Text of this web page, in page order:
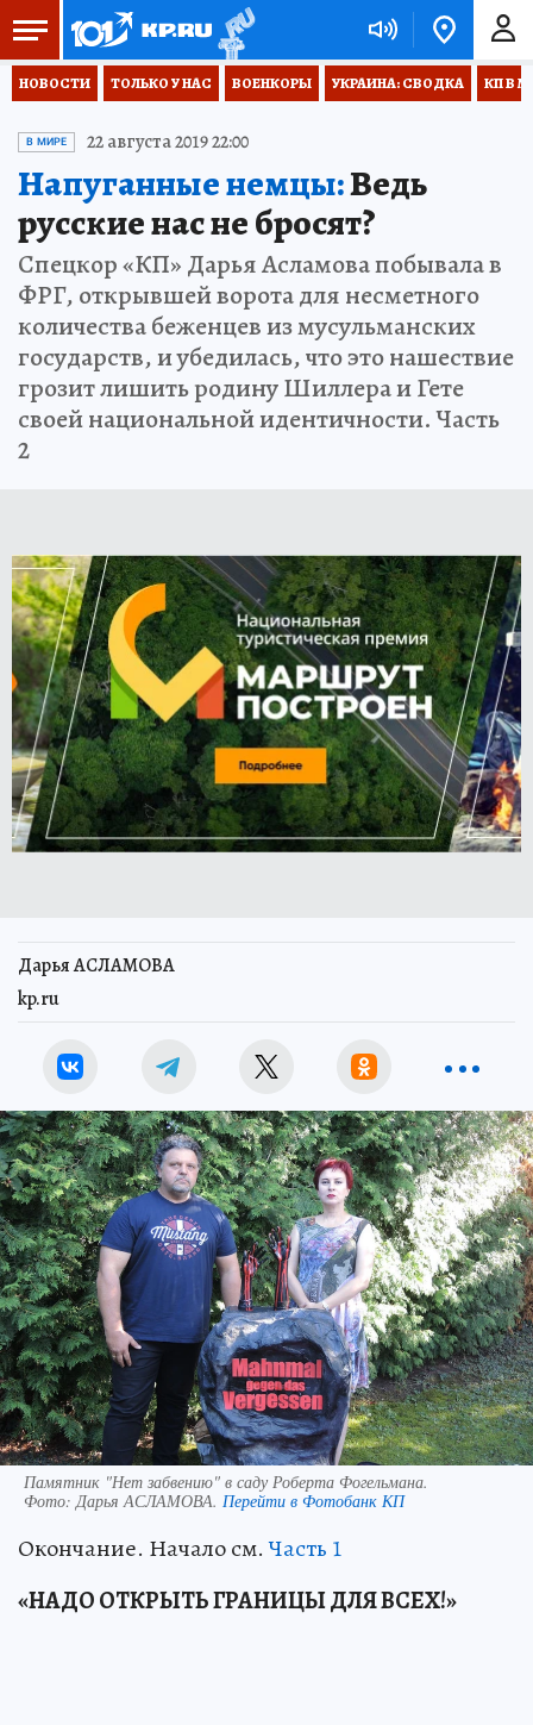
НОВОСТИ ТОЛЬКО У НАС ВОЕНКОРЫ УКРАИНА: СВОДКА КП В
В МИРЕ 22 августа 2019 22:00
Напуганные немцы:Ведь
русские нас не бросят?
Спецкор «КП» Дарья Асламова побывала в
ФРГ, открывшей ворота для несметного
количества беженцев из мусульманских
государств, и убедилась, что это нашествие
грозит лишить родину Шиллера и Гете
своей национальной идентичности. Часть
2
Дарья АСЛАМОВА
kp.ru
Памятник "Нет забвению" в саду Роберта Фогельмана.
Фото: Дарья АСЛАМОВА. Перейти в Фотобанк КП
Окончание. Начало см.Часть 1
«НАДО ОТКРЫТЬ ГРАНИЦЫ ДЛЯ ВСЕХ!»